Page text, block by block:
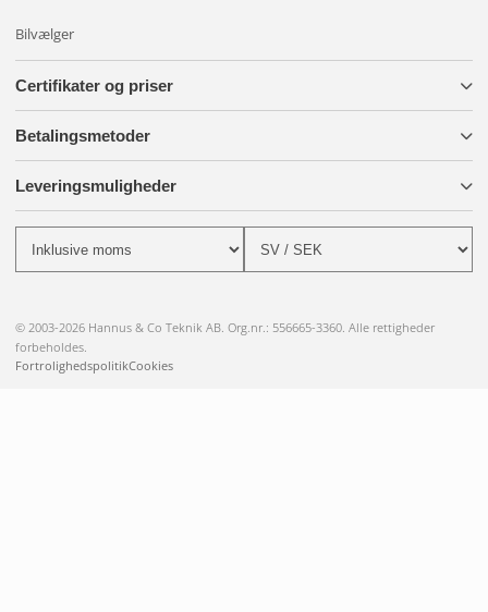
Bilvælger
Certifikater og priser
Betalingsmetoder
Leveringsmuligheder
© 2003-2026 Hannus & Co Teknik AB. Org.nr.: 556665-3360. Alle rettigheder
forbeholdes.
FortrolighedspolitikCookies